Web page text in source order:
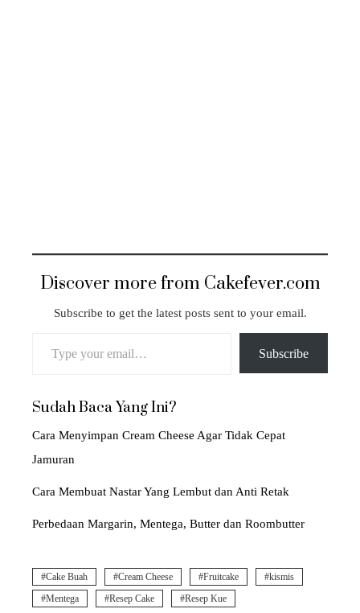
Discover more from Cakefever.com
Subscribe to get the latest posts sent to your email.
Subscribe
Sudah Baca Yang Ini?
Cara Menyimpan Cream Cheese Agar Tidak Cepat
Jamuran
Cara Membuat Nastar Yang Lembut dan Anti Retak
Perbedaan Margarin, Mentega, Butter dan Roombutter
Cake Buah Cream Cheese Fruitcake
kismis
Mentega
Resep Cake Resep Kue